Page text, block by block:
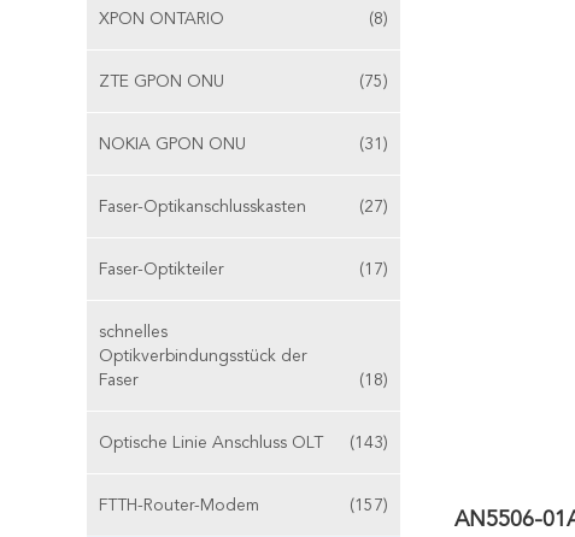
XPON ONTARIO (8)
ZTE GPON ONU (75)
NOKIA GPON ONU (31)
Faser-Optikanschlusskasten (27)
Faser-Optikteiler (17)
schnelles
Optikverbindungsstück der
Faser
(18)
Optische Linie Anschluss OLT (143)
FTTH-Router-Modem (157)
AN5506-